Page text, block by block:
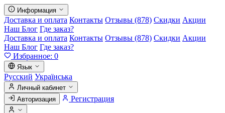
Информация
Доставка и оплата Контакты Отзывы (878) Скидки Акции
Наш Блог Где заказ?
Доставка и оплата Контакты Отзывы (878) Скидки Акции
Наш Блог Где заказ?
Избранное: 0
Язык
Русский Українська
Личный кабинет
Авторизация
Регистрация